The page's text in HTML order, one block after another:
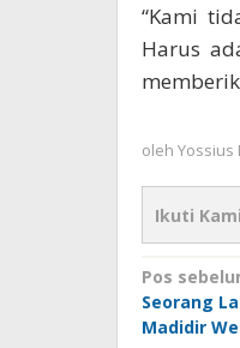
“Kami
Harus
oleh Yossius
Ikuti
pos
Pos
Seorang
Madidir